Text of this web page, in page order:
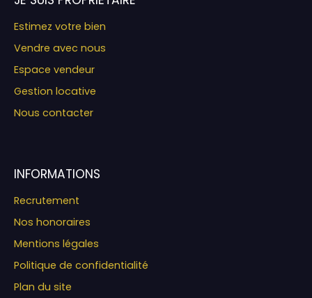
Estimez votre bien
Vendre avec nous
Espace vendeur
Gestion locative
Nous contacter
INFORMATIONS
Recrutement
Nos honoraires
Mentions légales
Politique de confidentialité
Plan du site